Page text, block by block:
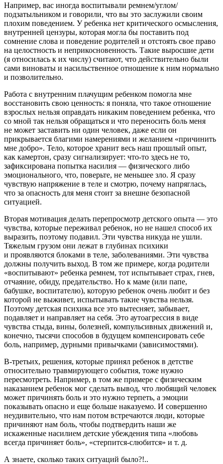
Например, вас иногда воспитывали ремнем/углом/
подзатыльником и говорили, что вы это заслужили своим
плохим поведением. У ребенка нет критического осмысления,
внутренней цензуры, которая могла бы поставить под
сомнение слова и поведение родителей и отстоять свое право
на целостность и неприкосновенность. Такие выросшие дети
(я относилась к их числу) считают, что действительно были
сами виноваты и насильственное отношение к ним нормально
и позволительно.
Работа с внутренним плачущим ребенком помогла мне
восстановить свою ценность: я поняла, что такое отношение
взрослых нельзя оправдать никаким поведением ребенка, что
со мной так нельзя обращаться и что переносить боль меня
не может заставить ни один человек, даже если он
прикрывается благими намерениями и желанием «причинить
мне добро». Тело, которое хранит весь наш прошлый опыт,
как камертон, сразу сигнализирует: что-то здесь не то,
зафиксирована попытка насилия — физического либо
эмоционального, что, поверьте, не меньшее зло. Я сразу
чувствую напряжение в теле и смотрю, почему напряглась,
что за опасность для меня стоит за внешне безопасной
ситуацией.
Вторая мотивация делать перепросмотр детского опыта — это
чувства, которые переживал ребенок, но не нашел способ их
выразить, поэтому подавил. Эти чувства никуда не ушли.
Тяжелым грузом они лежат в глубинах психики
и проявляются блоками в теле, заболеваниями. Эти чувства
должны получить выход. В том же примере, когда родители
«воспитывают» ребенка ремнем, тот испытывает страх, гнев,
отчаяние, обиду, предательство. Но к маме (или папе,
бабушке, воспитателю), которую ребенок очень любит и без
которой не выживет, испытывать такие чувства нельзя.
Поэтому детская психика все это вытесняет, забывает,
подавляет и направляет на себя. Это аутоагрессия в виде
чувства стыда, вины, болезней, компульсивных движений и,
конечно, тысячи способов в будущем компенсировать себе
боль, например, дурными привычками (зависимостями).
В-третьих, решения, которые принял ребенок в детстве
относительно травмирующего события, тоже нужно
пересмотреть. Например, в том же примере с физическим
наказанием ребенок мог сделать вывод, что любящий человек
может причинять боль и это нужно терпеть, а эмоции
показывать опасно и еще больше наказуемо. И совершенно
неудивительно, что нам потом встречаются люди, которые
причиняют нам боль, чтобы подтвердить наши же
искаженные насилием детские убеждения типа «любовь
всегда причиняет боль», «стерпится-слюбится» и т. д.
А знаете, сколько таких ситуаций было?!..